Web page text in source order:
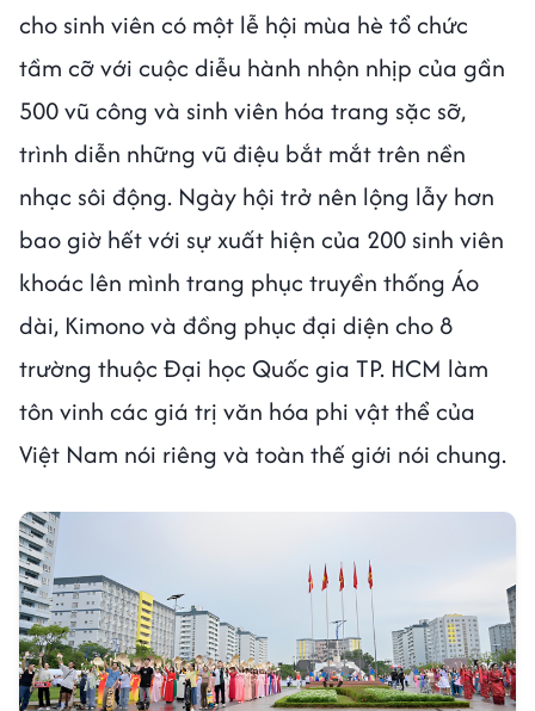
cho sinh viên có một lễ hội mùa hè tổ chức
tầm cỡ với cuộc diễu hành nhộn nhịp của gần
500 vũ công và sinh viên hóa trang sặc sỡ,
trình diễn những vũ điệu bắt mắt trên nền
nhạc sôi động. Ngày hội trở nên lộng lẫy hơn
bao giờ hết với sự xuất hiện của 200 sinh viên
khoác lên mình trang phục truyền thống Áo
dài, Kimono và đồng phục đại diện cho 8
trường thuộc Đại học Quốc gia TP. HCM làm
tôn vinh các giá trị văn hóa phi vật thể của
Việt Nam nói riêng và toàn thế giới nói chung.